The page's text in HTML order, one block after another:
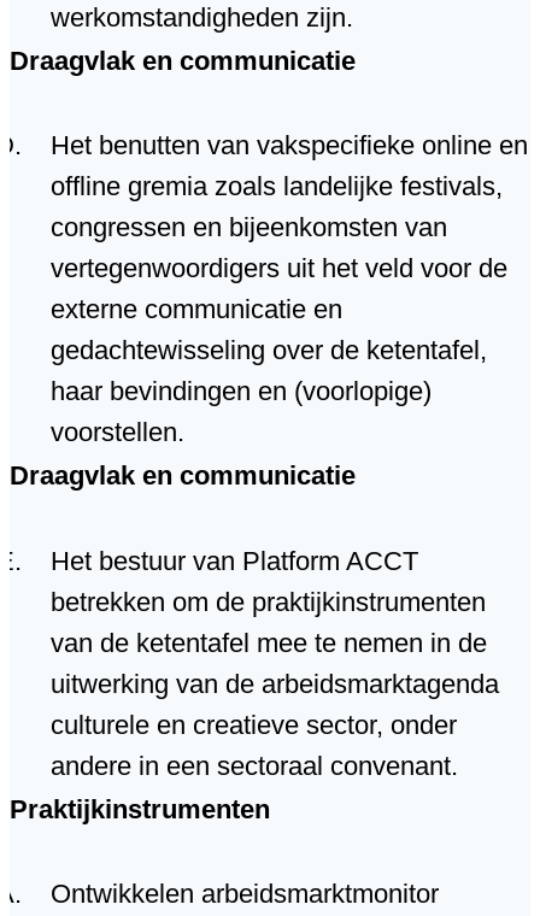
werkomstandigheden zijn.
Draagvlak en communicatie
Het benutten van vakspecifieke online en
offline gremia zoals landelijke festivals,
congressen en bijeenkomsten van
vertegenwoordigers uit het veld voor de
externe communicatie en
gedachtewisseling over de ketentafel,
haar bevindingen en (voorlopige)
voorstellen.
Draagvlak en communicatie
Het bestuur van Platform ACCT
betrekken om de praktijkinstrumenten
van de ketentafel mee te nemen in de
uitwerking van de arbeidsmarktagenda
culturele en creatieve sector, onder
andere in een sectoraal convenant.
Praktijkinstrumenten
Ontwikkelen arbeidsmarktmonitor